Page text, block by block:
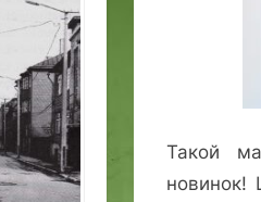
Такой
новинок!